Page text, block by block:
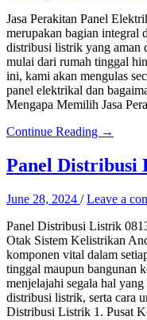
Jasa Perakitan Panel
merupakan bagian integral
distribusi listrik yang aman
mulai dari rumah tinggal
ini, kami akan mengulas
panel elektrikal dan
Mengapa Memilih Jasa
Continue Reading →
Panel Distribusi
June 28, 2024 /Leave a
Panel Distribusi Listrik
Otak Sistem Kelistrikan
komponen vital dalam
tinggal maupun bangunan
menjelajahi segala hal
distribusi listrik, serta cara
Distribusi Listrik 1. Pusat